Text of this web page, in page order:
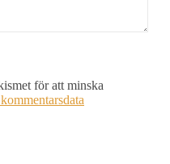
för att minska